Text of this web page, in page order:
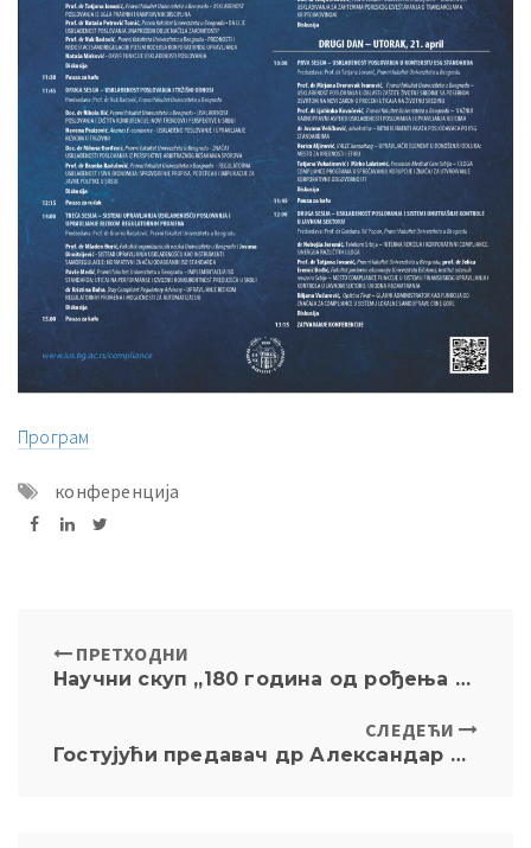
Програм
конференција
ПРЕТХОДНИ
Научни скуп „180 година од рођења и 110 година од смрти Никодима Милаша“ Свечана сала (Деканат) Правног факултета, 15–16. април 2026.
СЛЕДЕЋИ
Гостујући предавач др Александар Раковић “Срби и религијски интервенционизам 1991–2015: политички аспекти верских изазова у српској држави и цркви после распада Југославије” петак, 17. април у 17:10 Амфитеатар II